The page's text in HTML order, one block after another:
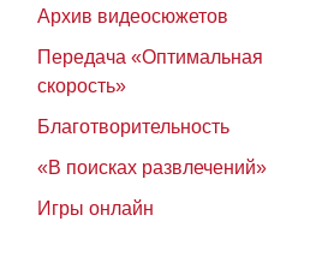
Архив видеосюжетов
Передача «Оптимальная
скорость»
Благотворительность
«В поисках развлечений»
Игры онлайн